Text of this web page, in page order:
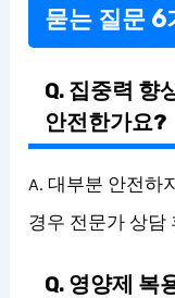
묻는 질문 6
Q. 집중력 향
안전한가요?
A. 대부분 안전하
경우 전문가 상담
Q. 영양제 복